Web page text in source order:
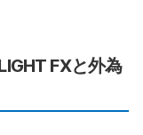
FXと外為